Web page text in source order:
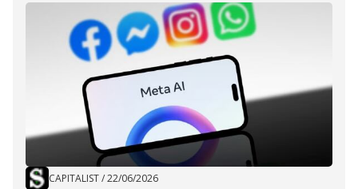
CAPITALIST/22/06/2026